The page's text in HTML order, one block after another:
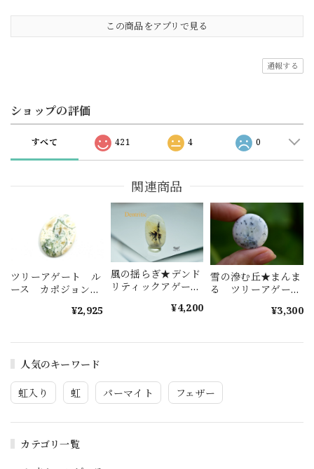
人気のキーワード
虹入り 虹 パーマイト フェザー
カテゴリ一覧
この商品をアプリで見る
通報する
ショップの評価
すべて 421 4 0
関連商品
ツリーアゲート ル
ース カポジョン
¥2,925
風の揺らぎ★デンド
リティックアゲート
¥4,200
雪の滲む丘★まんま
る ツリーアゲート
¥3,300